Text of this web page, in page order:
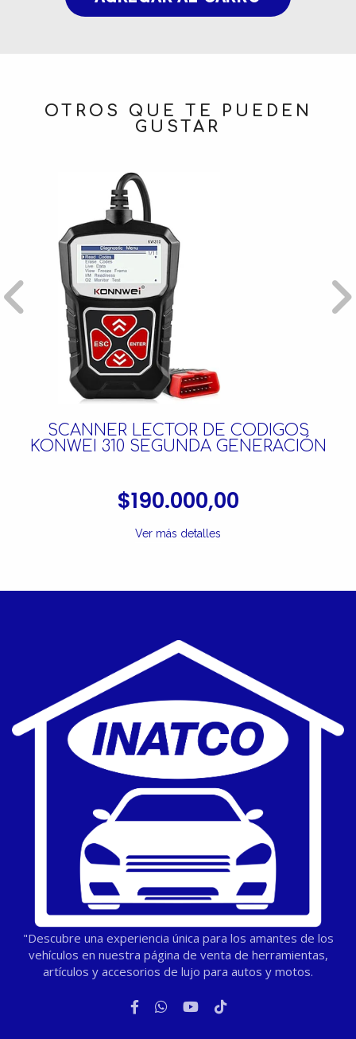
OTROS QUE TE PUEDEN
GUSTAR
SCANNER LECTOR DE CODIGOS
KONWEI 310 SEGUNDA GENERACIÓN
$190.000,00
Ver más detalles
"Descubre una experiencia única para los amantes de los
vehículos en nuestra página de venta de herramientas,
artículos y accesorios de lujo para autos y motos.